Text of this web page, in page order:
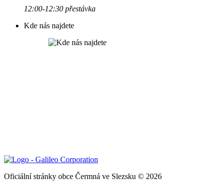
12:00-12:30 přestávka
Kde nás najdete
Oficiální stránky obce Čermná ve Slezsku © 2026